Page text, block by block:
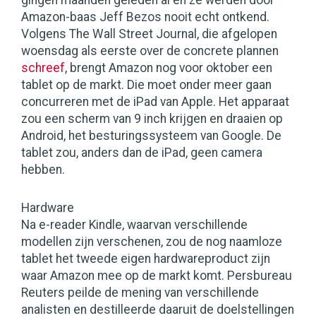
Amazon-baas Jeff Bezos nooit echt ontkend.
Volgens The Wall Street Journal, die afgelopen
woensdag als eerste over de concrete plannen
schreef, brengt Amazon nog voor oktober een
tablet op de markt. Die moet onder meer gaan
concurreren met de iPad van Apple. Het apparaat
zou een scherm van 9 inch krijgen en draaien op
Android, het besturingssysteem van Google. De
tablet zou, anders dan de iPad, geen camera
hebben.
Hardware
Na e-reader Kindle, waarvan verschillende
modellen zijn verschenen, zou de nog naamloze
tablet het tweede eigen hardwareproduct zijn
waar Amazon mee op de markt komt. Persbureau
Reuters peilde de mening van verschillende
analisten en destilleerde daaruit de doelstellingen